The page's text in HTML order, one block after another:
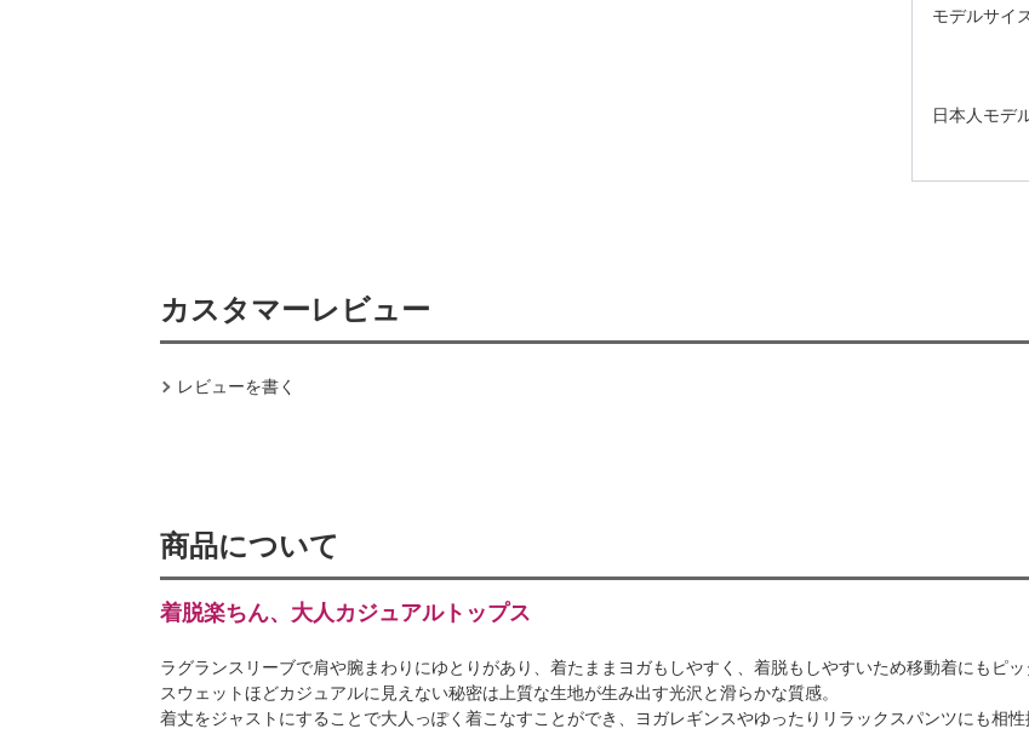
モデルサイ
日本人モデ
カスタマーレビュー
レビューを書く
商品について
着脱楽ちん、大人カジュアルトップス
ラグランスリーブで肩や腕まわりにゆとりがあり、着たままヨガもしやすく、着脱もしやすいため移動着にもピッ
スウェットほどカジュアルに見えない秘密は上質な生地が生み出す光沢と滑らかな質感。
着丈をジャストにすることで大人っぽく着こなすことができ、ヨガレギンスやゆったりリラックスパンツにも相性